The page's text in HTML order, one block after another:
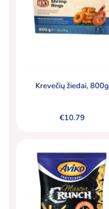
Krevečių žiedai, 800g
€10.79